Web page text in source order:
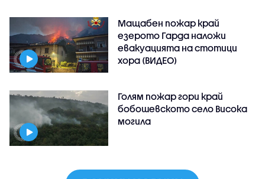
Мащабен пожар край
езерото Гарда наложи
евакуацията на стотици
хора (ВИДЕО)
Голям пожар гори край
бобошевското село Висока
могила